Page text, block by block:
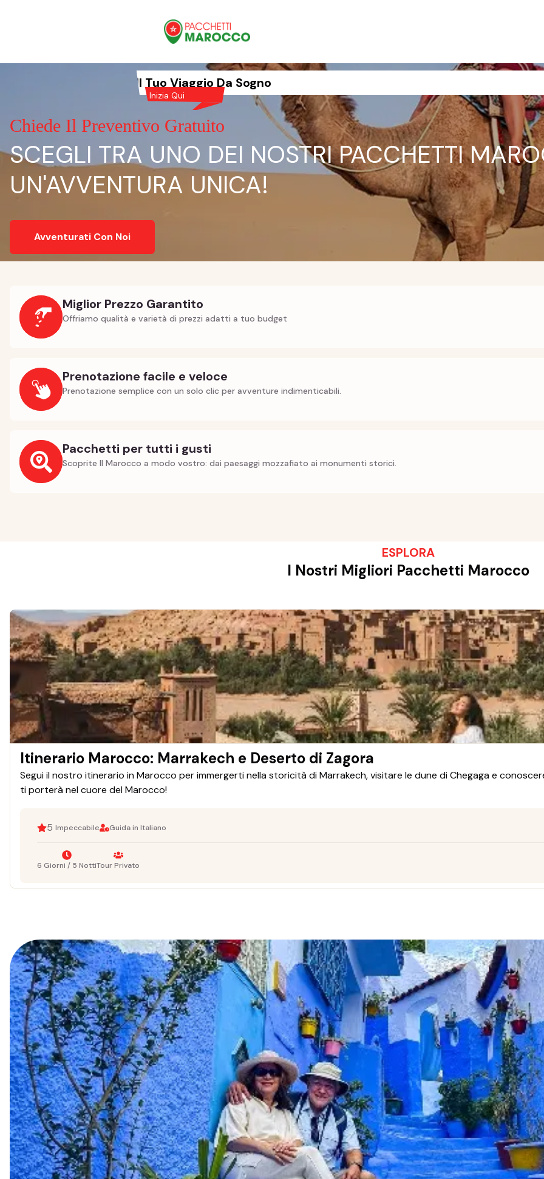
Il Tuo Viaggio Da Sogno
Inizia Qui
Chiede Il Preventivo Gratuito
SCEGLI TRA UNO DEI NOSTRI PACCHETTI
UN'AVVENTURA UNICA!
Avventurati Con Noi
Miglior Prezzo Garantito
Offriamo qualità e varietà di prezzi adatti a tuo budget
Prenotazione facile e veloce
Prenotazione semplice con un solo clic per avventure indimenticabili.
Pacchetti per tutti i gusti
Scoprite Il Marocco a modo vostro: dai paesaggi mozzafiato ai monumenti storici.
ESPLORA
I Nostri Migliori Pacchetti Marocco
Itinerario Marocco: Marrakech e Deserto di Zagora
Segui il nostro itinerario in Marocco per immergerti nella storicità di Marrakech, visitare le dune di Chegaga e
ti porterà nel cuore del Marocco!
5 Impeccabile Guida in Italiano
6 Giorni / 5 NottiTour Privato